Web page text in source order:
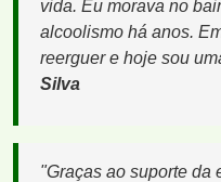
vida. Eu morava no
alcoolismo há anos.
reerguer e hoje sou
Silva
"Graças ao suporte da